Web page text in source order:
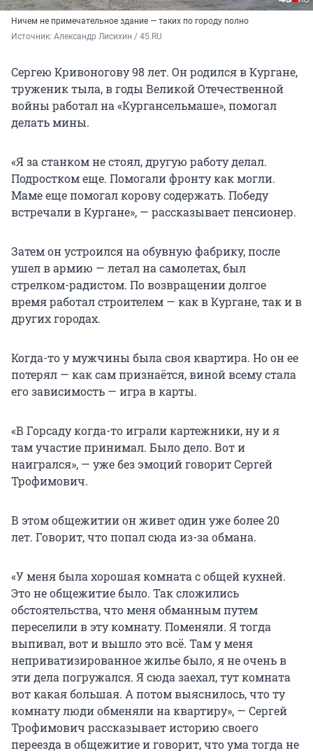
Ничем не примечательное здание — таких по городу полно
Источник: Александр Лисихин / 45.RU
Сергею Кривоногову 98 лет. Он родился в Кургане,
труженик тыла, в годы Великой Отечественной
войны работал на «Кургансельмаше», помогал
делать мины.
«Я за станком не стоял, другую работу делал.
Подростком еще. Помогали фронту как могли.
Маме еще помогал корову содержать. Победу
встречали в Кургане», — рассказывает пенсионер.
Затем он устроился на обувную фабрику, после
ушел в армию — летал на самолетах, был
стрелком-радистом. По возвращении долгое
время работал строителем — как в Кургане, так и в
других городах.
Когда-то у мужчины была своя квартира. Но он ее
потерял — как сам признаётся, виной всему стала
его зависимость — игра в карты.
«В Горсаду когда-то играли картежники, ну и я
там участие принимал. Было дело. Вот и
наигрался», — уже без эмоций говорит Сергей
Трофимович.
В этом общежитии он живет один уже более 20
лет. Говорит, что попал сюда из-за обмана.
«У меня была хорошая комната с общей кухней.
Это не общежитие было. Так сложились
обстоятельства, что меня обманным путем
переселили в эту комнату. Поменяли. Я тогда
выпивал, вот и вышло это всё. Там у меня
неприватизированное жилье было, я не очень в
эти дела погружался. Я сюда заехал, тут комната
вот какая большая. А потом выяснилось, что ту
комнату люди обменяли на квартиру», — Сергей
Трофимович рассказывает историю своего
переезда в общежитие и говорит, что ума тогда не